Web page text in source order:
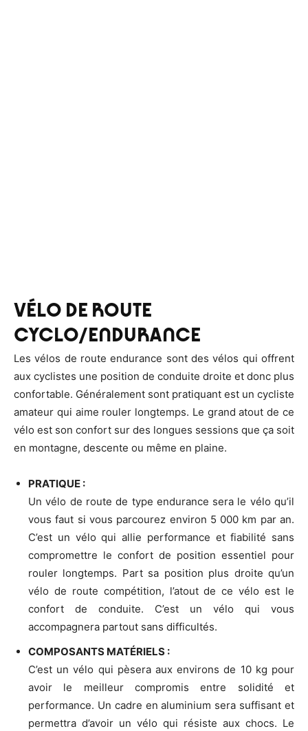
VÉLO DE ROUTE
CYCLO/ENDURANCE
Les vélos de route endurance sont des vélos qui offrent
aux cyclistes une position de conduite droite et donc plus
confortable. Généralement sont pratiquant est un cycliste
amateur qui aime rouler longtemps. Le grand atout de ce
vélo est son confort sur des longues sessions que ça soit
en montagne, descente ou même en plaine.
PRATIQUE :
Un vélo de route de type endurance sera le vélo qu’il
vous faut si vous parcourez environ 5 000 km par an.
C’est un vélo qui allie performance et fiabilité sans
compromettre le confort de position essentiel pour
rouler longtemps. Part sa position plus droite qu’un
vélo de route compétition, l’atout de ce vélo est le
confort de conduite. C’est un vélo qui vous
accompagnera partout sans difficultés.
COMPOSANTS MATÉRIELS :
C’est un vélo qui pèsera aux environs de 10 kg pour
avoir le meilleur compromis entre solidité et
performance. Un cadre en aluminium sera suffisant et
permettra d’avoir un vélo qui résiste aux chocs. Le